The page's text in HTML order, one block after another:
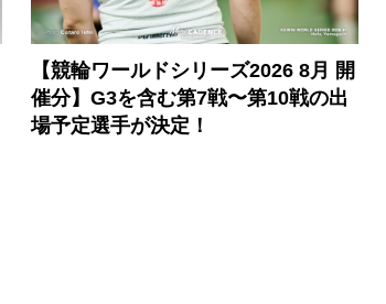
【競輪ワールドシリーズ2026 8月 開
催分】G3を含む第7戦〜第10戦の出
場予定選手が決定！